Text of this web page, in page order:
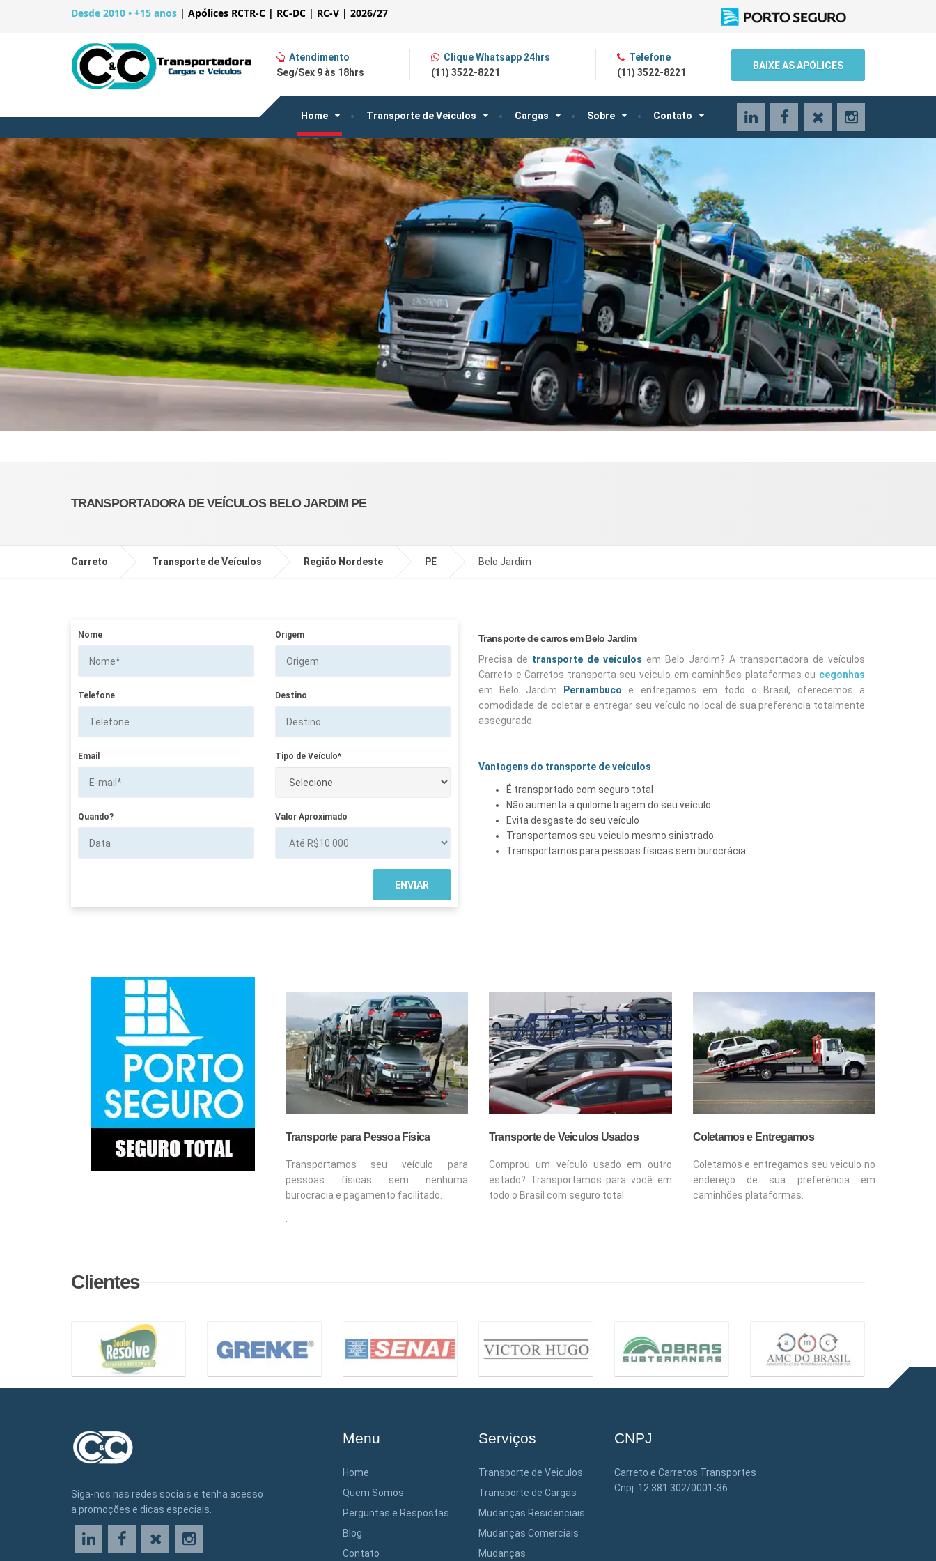
Desde 2010 • +15 anos | Apólices RCTR-C | RC-DC | RC-V | 2026/27
Home Transporte de Veiculos Cargas Sobre Contato
Atendimento
Seg/Sex 9 às 18hrs
Clique Whatsapp 24hrs
(11) 3522-8221
Telefone
(11) 3522-8221
BAIXE AS APÓLICES
LinkedInFacebook
X Instagram
TRANSPORTADORA DE VEÍCULOS BELO JARDIM PE
Carreto Transporte de Veículos Região Nordeste PE Belo Jardim
Nome
Telefone
Origem
Destino
Email
Quando?
Tipo de Veículo*
Valor Aproximado
Transporte de carros em Belo Jardim
Precisa de transporte de veículos em Belo Jardim? A transportadora de veículos
Carreto e Carretos transporta seu veiculo em caminhões plataformas ou cegonhas
em Belo Jardim
Pernambuco e entregamos em todo o Brasil, oferecemos a
comodidade de coletar e entregar seu veículo no local de sua preferencia totalmente
assegurado.
Vantagens do transporte de veículos
É transportado com seguro total
Não aumenta a quilometragem do seu veículo
Evita desgaste do seu veículo
Transportamos seu veiculo mesmo sinistrado
Transportamos para pessoas físicas sem burocrácia.
Transporte para Pessoa Física
Transportamos seu veículo para
pessoas físicas sem nenhuma
burocracia e pagamento facilitado.
Transporte de Veiculos Usados
Comprou um veículo usado em outro
estado? Transportamos para você em
todo o Brasil com seguro total.
Coletamos e Entregamos
Coletamos e entregamos seu veiculo no
endereço de sua preferência em
caminhões plataformas.
Clientes
Siga-nos nas redes sociais e tenha acesso
a promoções e dicas especiais.
LinkedInFacebookInstagram
Menu
Home
Quem Somos
Perguntas e Respostas
Blog
Contato
Serviços
Transporte de Veiculos
Transporte de Cargas
Mudanças Residenciais
Mudanças Comerciais
Mudanças
CNPJ
Carreto e Carretos Transportes
Cnpj: 12.381.302/0001-36